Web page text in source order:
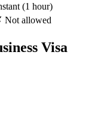
(1 hour)
Not allowed
Visa